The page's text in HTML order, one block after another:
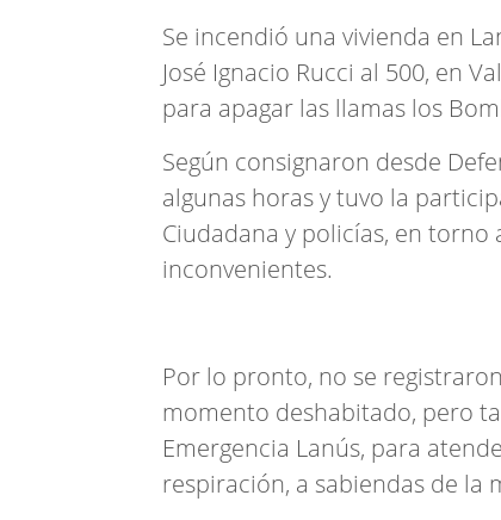
Se incendió una vivienda en
José Ignacio Rucci al 500, en
para apagar las llamas los
Según consignaron desde
algunas horas y tuvo la
Ciudadana y policías, en
inconvenientes.
Por lo pronto, no se
momento deshabitado, pero
Emergencia Lanús, para
respiración, a sabiendas de la